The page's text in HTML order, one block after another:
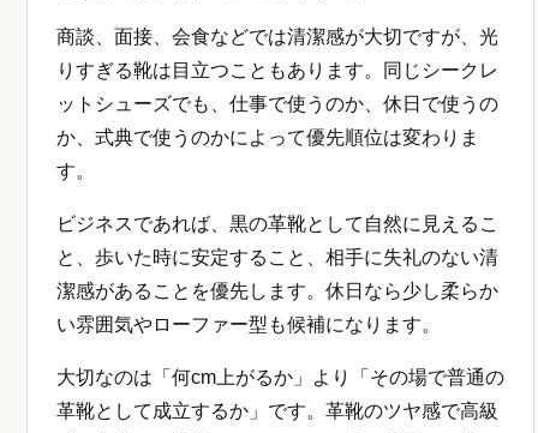
商談、面接、会食などでは清潔感が大切ですが、光
りすぎる靴は目立つこともあります。同じシークレ
ットシューズでも、仕事で使うのか、休日で使うの
か、式典で使うのかによって優先順位は変わりま
す。
ビジネスであれば、黒の革靴として自然に見えるこ
と、歩いた時に安定すること、相手に失礼のない清
潔感があることを優先します。休日なら少し柔らか
い雰囲気やローファー型も候補になります。
大切なのは「何cm上がるか」より「その場で普通の
革靴として成立するか」です。革靴のツヤ感で高級